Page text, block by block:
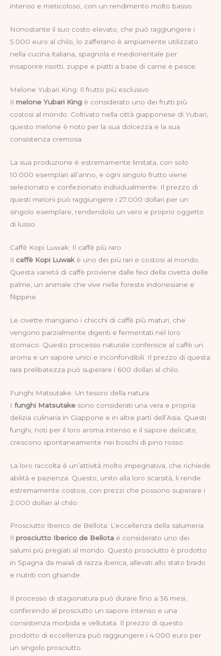
intenso e meticoloso, con un rendimento molto basso.
Nonostante il suo costo elevato, che può raggiungere i
5.000 euro al chilo, lo zafferano è ampiamente utilizzato
nella cucina italiana, spagnola e mediorientale per
insaporire risotti, zuppe e piatti a base di carne e pesce.
Melone Yubari King: Il frutto più esclusivo
Il melone Yubari King è considerato uno dei frutti più
costosi al mondo. Coltivato nella città giapponese di Yubari,
questo melone è noto per la sua dolcezza e la sua
consistenza cremosa.
La sua produzione è estremamente limitata, con solo
10.000 esemplari all’anno, e ogni singolo frutto viene
selezionato e confezionato individualmente. Il prezzo di
questi meloni può raggiungere i 27.000 dollari per un
singolo esemplare, rendendolo un vero e proprio oggetto
di lusso.
Caffè Kopi Luwak: Il caffè più raro
Il caffè Kopi Luwak è uno dei più rari e costosi al mondo.
Questa varietà di caffè proviene dalle feci della civetta delle
palme, un animale che vive nelle foreste indonesiane e
filippine.
Le civette mangiano i chicchi di caffè più maturi, che
vengono parzialmente digeriti e fermentati nel loro
stomaco. Questo processo naturale conferisce al caffè un
aroma e un sapore unici e inconfondibili. Il prezzo di questa
rara prelibatezza può superare i 600 dollari al chilo.
Funghi Matsutake: Un tesoro della natura
I funghi Matsutake sono considerati una vera e propria
delizia culinaria in Giappone e in altre parti dell’Asia. Questi
funghi, noti per il loro aroma intenso e il sapore delicato,
crescono spontaneamente nei boschi di pino rosso.
La loro raccolta è un’attività molto impegnativa, che richiede
abilità e pazienza. Questo, unito alla loro scarsità, li rende
estremamente costosi, con prezzi che possono superare i
2.000 dollari al chilo.
Prosciutto Iberico de Bellota: L’eccellenza della salumeria
Il prosciutto Iberico de Bellota è considerato uno dei
salumi più pregiati al mondo. Questo prosciutto è prodotto
in Spagna da maiali di razza iberica, allevati allo stato brado
e nutriti con ghiande.
Il processo di stagionatura può durare fino a 36 mesi,
conferendo al prosciutto un sapore intenso e una
consistenza morbida e vellutata. Il prezzo di questo
prodotto di eccellenza può raggiungere i 4.000 euro per
un singolo prosciutto.